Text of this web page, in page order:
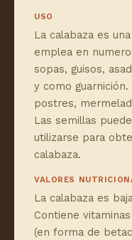
USO
La calabaza es
emplea en
sopas, guisos,
y como
postres,
Las semillas
utilizarse para
calabaza.
VALORES
La calabaza es
Contiene
(en forma de